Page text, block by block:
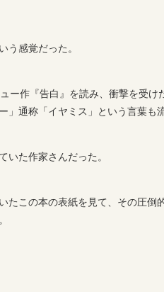
う感覚だった。
ー作『告白』を読み、衝撃を受
」通称「イヤミス」という言葉も
いた作家さんだった。
たこの本の表紙を見て、その圧